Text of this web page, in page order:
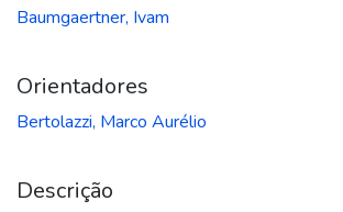
Baumgaertner, Ivam
Orientadores
Bertolazzi, Marco Aurélio
Descrição